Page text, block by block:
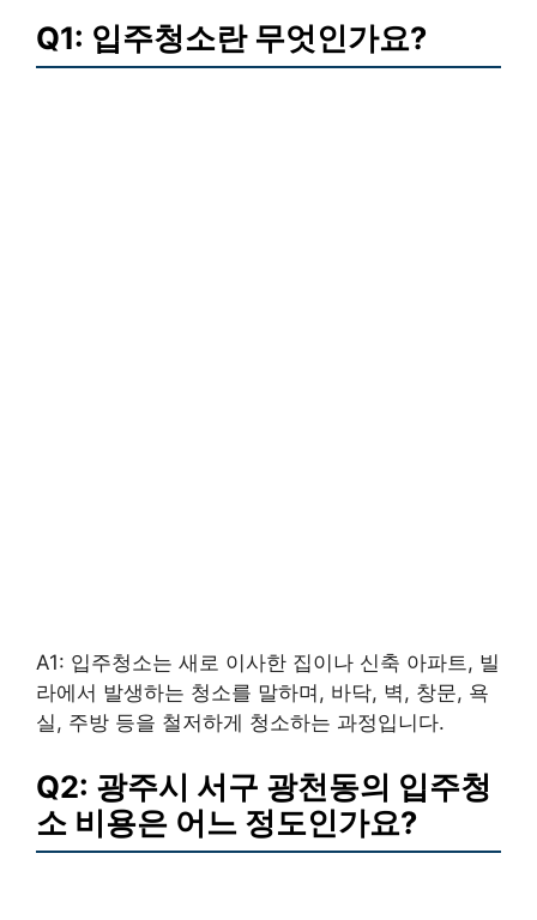
Q1: 입주청소란 무엇인가요?
A1: 입주청소는 새로 이사한 집이나 신축 아파트, 빌
라에서 발생하는 청소를 말하며, 바닥, 벽, 창문, 욕
실, 주방 등을 철저하게 청소하는 과정입니다.
Q2: 광주시 서구 광천동의 입주청
소 비용은 어느 정도인가요?